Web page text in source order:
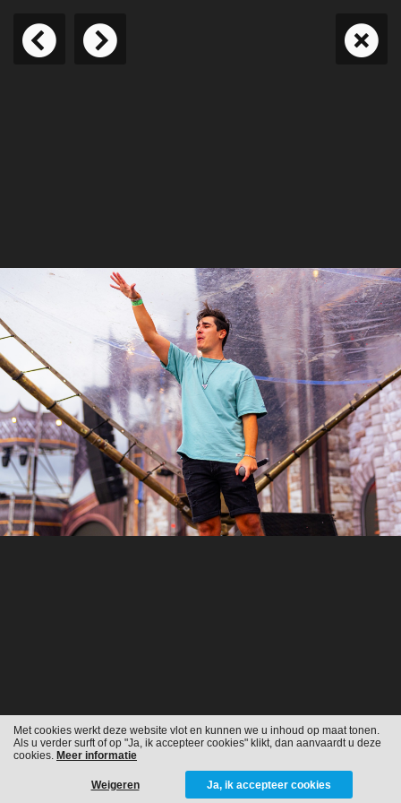
Met cookies werkt deze website vlot en kunnen we u inhoud op maat tonen.
Als u verder surft of op "Ja, ik accepteer cookies" klikt, dan aanvaardt u deze
cookies. Meer informatie
Weigeren Ja, ik accepteer cookies